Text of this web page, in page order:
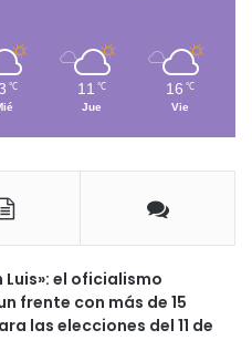
℃ 11 ℃
Jue
16 ℃
Vie
Luis»: el oficialismo
frente con más de 15
las elecciones del 11 de